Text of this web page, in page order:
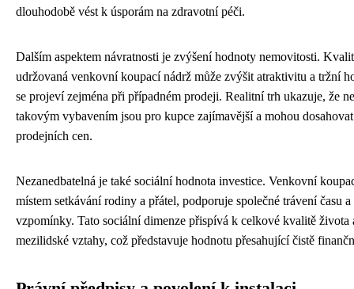
dlouhodobě vést k úsporám na zdravotní péči.
Dalším aspektem návratnosti je zvýšení hodnoty nemovitosti.
udržovaná venkovní koupací nádrž může zvýšit atraktivitu a tržní
se projeví zejména při případném prodeji. Realitní trh ukazuje, že
takovým vybavením jsou pro kupce zajímavější a mohou
prodejních cen.
Nezanedbatelná je také sociální hodnota investice. Venkovní
místem setkávání rodiny a přátel, podporuje společné trávení času
vzpomínky. Tato sociální dimenze přispívá k celkové kvalitě života
mezilidské vztahy, což představuje hodnotu přesahující čistě